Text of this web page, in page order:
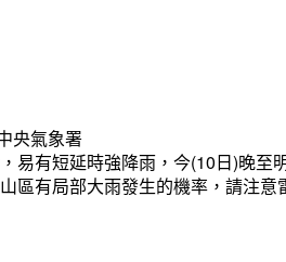
央氣象署
易有短延時強降雨，今(10日)晚
區有局部大雨發生的機率，請注